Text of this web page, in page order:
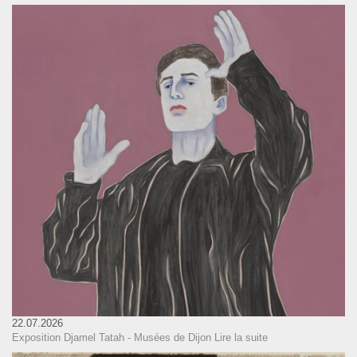
22.07.2026
Exposition Djamel Tatah - Musées de Dijon Lire la suite